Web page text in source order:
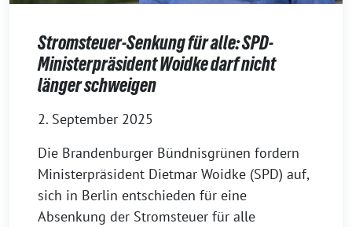
Stromsteuer-Senkung für alle: SPD-
Ministerpräsident Woidke darf nicht
länger schweigen
2. September 2025
Die Brandenburger Bündnisgrünen fordern
Ministerpräsident Dietmar Woidke (SPD) auf,
sich in Berlin entschieden für eine
Absenkung der Stromsteuer für alle